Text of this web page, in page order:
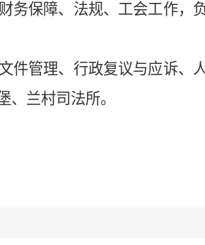
务保障、法规、工会工作，
件管理、行政复议与应诉、
、兰村司法所。